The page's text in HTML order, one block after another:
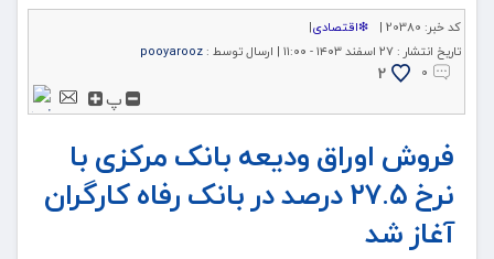
کد خبر: 20380 | ❇اقتصادی|
تاریخ انتشار : ۲۷ اسفند ۱۴۰۳ - ۱۱:۰۰ | ارسال توسط : pooyarooz
۰
2
پ
فروش اوراق ودیعه بانک مرکزی با
نرخ ۲۷.۵ درصد در بانک رفاه کارگران
آغاز شد